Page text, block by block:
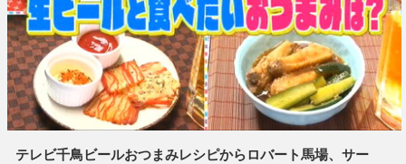
テレビ千鳥ビールおつまみレシピからロバート馬場、サー